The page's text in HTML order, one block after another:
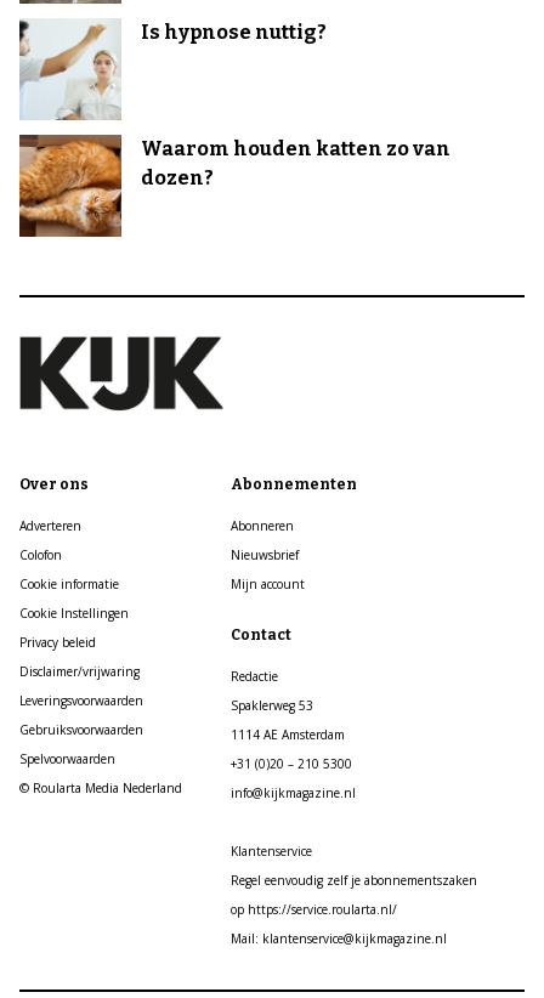
Is hypnose nuttig?
Waarom houden katten zo van
dozen?
Over ons
Adverteren
Colofon
Cookie informatie
Cookie Instellingen
Privacy beleid
Disclaimer/vrijwaring
Leveringsvoorwaarden
Gebruiksvoorwaarden
Spelvoorwaarden
© Roularta Media Nederland
Abonnementen
Abonneren
Nieuwsbrief
Mijn account
Contact
Redactie
Spaklerweg 53
1114 AE Amsterdam
+31 (0)20 – 210 5300
info@kijkmagazine.nl
Klantenservice
Regel eenvoudig zelf je abonnementszaken
op https://service.roularta.nl/
Mail: klantenservice@kijkmagazine.nl